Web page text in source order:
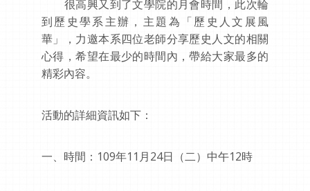
很高興又到了文學院的月會時間，此次輪
到歷史學系主辦，主題為「歷史人文展風
華」，力邀本系四位老師分享歷史人文的相關
心得，希望在最少的時間內，帶給大家最多的
精彩內容。
活動的詳細資訊如下：
一、時間：109年11月24日（二）中午12時